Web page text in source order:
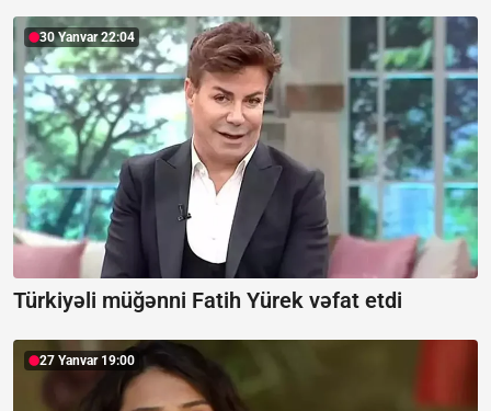
30 Yanvar 22:04
Türkiyəli müğənni Fatih Yürek vəfat etdi
27 Yanvar 19:00